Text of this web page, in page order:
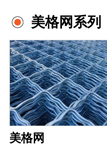
美格网系列
美格网